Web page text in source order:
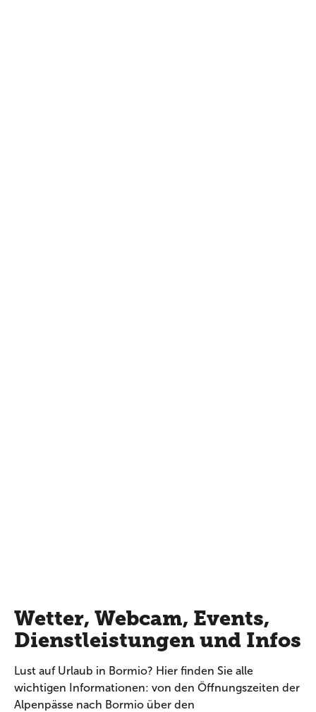
Wetter, Webcam, Events,
Dienstleistungen und Infos
Lust auf Urlaub in Bormio? Hier finden Sie alle
wichtigen Informationen: von den Öffnungszeiten der
Alpenpässe nach Bormio über den